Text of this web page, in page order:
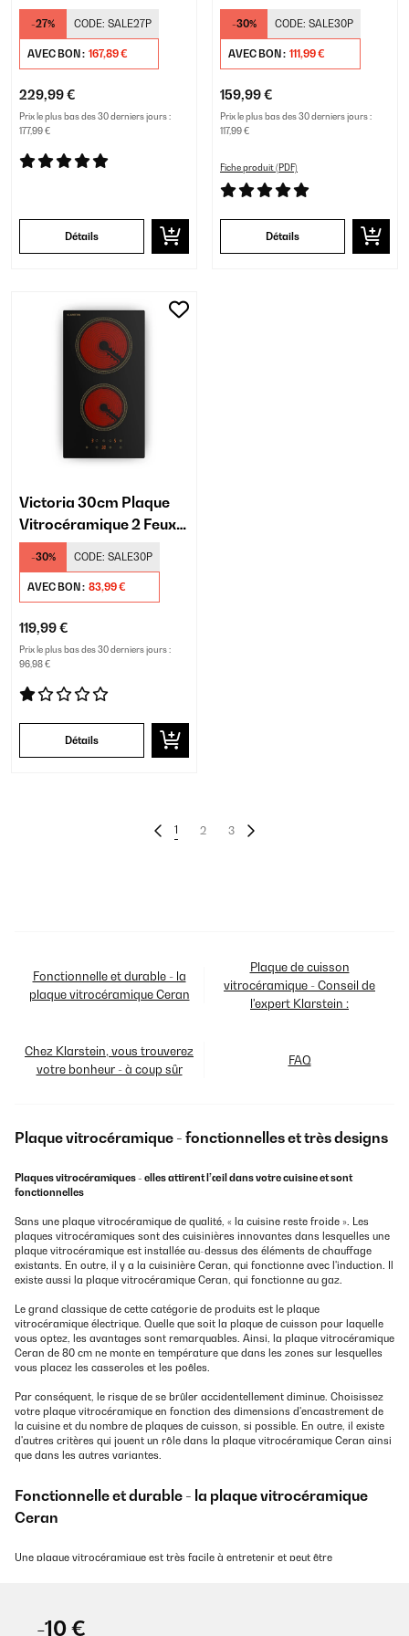
Noir
-27% CODE: SALE27P
AVEC BON : 167,89 €
229,99 €
Prix le plus bas des 30 derniers jours :
177,99 €
Détails
Noir
-30% CODE: SALE30P
AVEC BON : 111,99 €
159,99 €
Prix le plus bas des 30 derniers jours :
117,99 €
Fiche produit (PDF)
Détails
Victoria 30cm Plaque
Vitrocéramique 2 Feux
Noir
-30% CODE: SALE30P
AVEC BON : 83,99 €
119,99 €
Prix le plus bas des 30 derniers jours :
96,98 €
Détails
1 2 3
Fonctionnelle et durable - la
plaque vitrocéramique Ceran
Plaque de cuisson
vitrocéramique - Conseil de
l'expert Klarstein :
Chez Klarstein, vous trouverez
votre bonheur - à coup sûr
FAQ
Plaque vitrocéramique - fonctionnelles et très designs
Plaques vitrocéramiques - elles attirent l’œil dans votre cuisine et sont
fonctionnelles
Sans une plaque vitrocéramique de qualité, « la cuisine reste froide ». Les
plaques vitrocéramiques sont des cuisinières innovantes dans lesquelles une
plaque vitrocéramique est installée au-dessus des éléments de chauffage
existants. En outre, il y a la cuisinière Ceran, qui fonctionne avec l'induction. Il
existe aussi la plaque vitrocéramique Ceran, qui fonctionne au gaz.
Le grand classique de cette catégorie de produits est le plaque
vitrocéramique électrique. Quelle que soit la plaque de cuisson pour laquelle
vous optez, les avantages sont remarquables. Ainsi, la plaque vitrocéramique
Ceran de 80 cm ne monte en température que dans les zones sur lesquelles
vous placez les casseroles et les poêles.
Par conséquent, le risque de se brûler accidentellement diminue. Choisissez
votre plaque vitrocéramique en fonction des dimensions d'encastrement de
la cuisine et du nombre de plaques de cuisson, si possible. En outre, il existe
d'autres critères qui jouent un rôle dans la plaque vitrocéramique Ceran ainsi
que dans les autres variantes.
Fonctionnelle et durable - la plaque vitrocéramique
Ceran
Une plaque vitrocéramique est très facile à entretenir et peut être
-10 €